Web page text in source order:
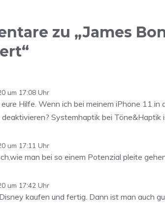
zu „James
um 17:08 Uhr
eure Hilfe. Wenn ich bei meinem iPhone 11
deaktivieren? Systemhaptik bei Töne&Haptik
um 17:11 Uhr
man bei so einem Potenzial pleite
um 17:42 Uhr
kaufen und fertig. Dann ist man auch